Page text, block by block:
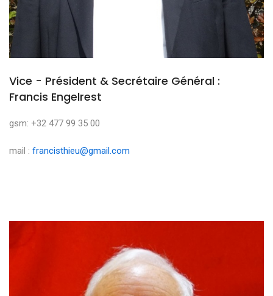
Vice - Président & Secrétaire Général :
Francis Engelrest
gsm: +32 477 99 35 00
mail : francisthieu@gmail.com